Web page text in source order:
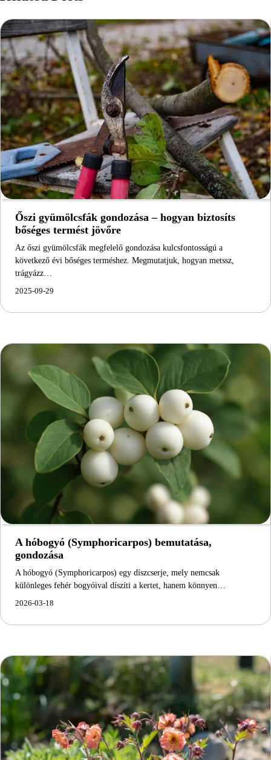
Őszi gyümölcsfák gondozása – hogyan biztosíts
bőséges termést jövőre
Az őszi gyümölcsfák megfelelő gondozása kulcsfontosságú a
következő évi bőséges terméshez. Megmutatjuk, hogyan metssz,
trágyázz…
2025-09-29
A hóbogyó (Symphoricarpos) bemutatása,
gondozása
A hóbogyó (Symphoricarpos) egy díszcserje, mely nemcsak
különleges fehér bogyóival díszíti a kertet, hanem könnyen…
2026-03-18